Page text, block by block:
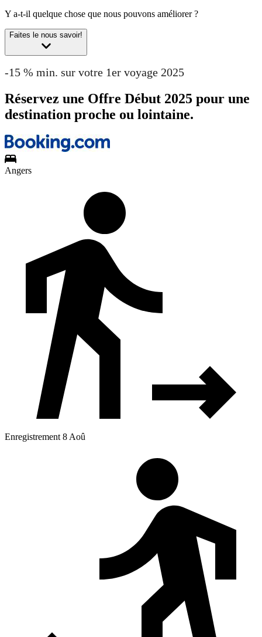
Y a-t-il quelque chose que nous pouvons améliorer ?
Faites le nous savoir!
-15 % min. sur votre 1er voyage 2025
Réservez une Offre Début 2025 pour une
destination proche ou lointaine.
Angers
Enregistrement 8 Aoû